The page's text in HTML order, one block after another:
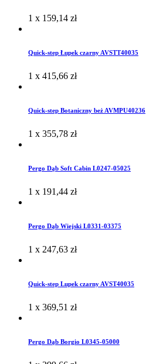
1 x 159,14 zł
Quick-step Łupek czarny AVSTT40035
1 x 415,66 zł
Quick-step Botaniczny beż AVMPU40236
1 x 355,78 zł
Pergo Dąb Soft Cabin L0247-05025
1 x 191,44 zł
Pergo Dąb Wiejski L0331-03375
1 x 247,63 zł
Quick-step Lupek czarny AVST40035
1 x 369,51 zł
Pergo Dąb Borgio L0345-05000